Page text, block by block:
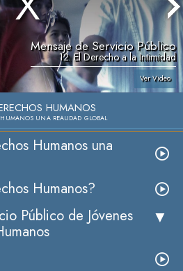
Mensaje de Servicio Público
12. El Derecho a la Intimidad
Ver Video
HUMANOS
UNA REALIDAD GLOBAL
Humanos una
Humanos?
Público de Jóvenes